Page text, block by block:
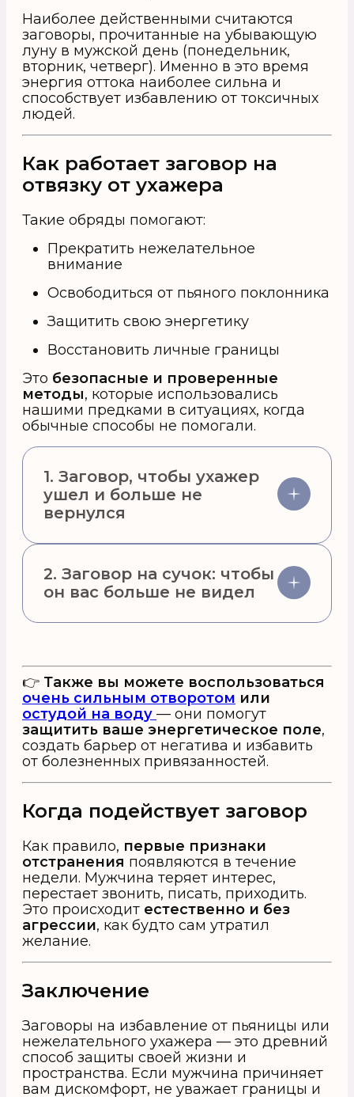
Наиболее действенными считаются
заговоры, прочитанные на убывающую
луну в мужской день (понедельник,
вторник, четверг). Именно в это время
энергия оттока наиболее сильна и
способствует избавлению от токсичных
людей.
Как работает заговор на
отвязку от ухажера
Такие обряды помогают:
Прекратить нежелательное
внимание
Освободиться от пьяного поклонника
Защитить свою энергетику
Восстановить личные границы
Это безопасные и проверенные
методы, которые использовались
нашими предками в ситуациях, когда
обычные способы не помогали.
1. Заговор, чтобы ухажер
ушел и больше не
вернулся
2. Заговор на сучок: чтобы
он вас больше не видел
👉 Также вы можете воспользоваться
очень сильным отворотом или
остудой на воду — они помогут
защитить ваше энергетическое поле,
создать барьер от негатива и избавить
от болезненных привязанностей.
Когда подействует заговор
Как правило, первые признаки
отстранения появляются в течение
недели. Мужчина теряет интерес,
перестает звонить, писать, приходить.
Это происходит естественно и без
агрессии, как будто сам утратил
желание.
Заключение
Заговоры на избавление от пьяницы или
нежелательного ухажера — это древний
способ защиты своей жизни и
пространства. Если мужчина причиняет
вам дискомфорт, не уважает границы и